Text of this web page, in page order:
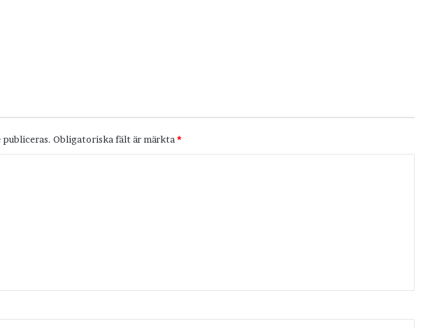
Obligatoriska fält är märkta *